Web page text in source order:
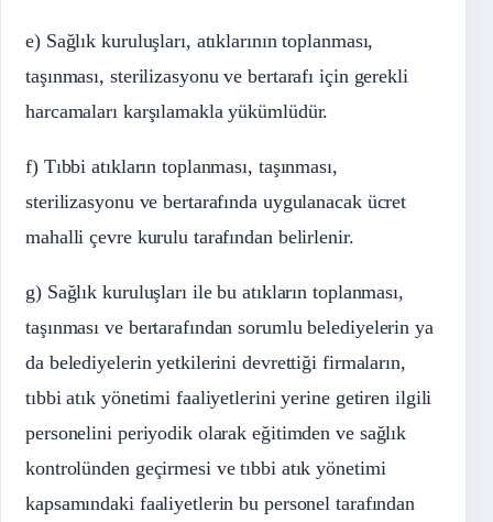
e) Sağlık kuruluşları, atıklarının toplanması,
taşınması, sterilizasyonu ve bertarafı için gerekli
harcamaları karşılamakla yükümlüdür.
f) Tıbbi atıkların toplanması, taşınması,
sterilizasyonu ve bertarafında uygulanacak ücret
mahalli çevre kurulu tarafından belirlenir.
g) Sağlık kuruluşları ile bu atıkların toplanması,
taşınması ve bertarafından sorumlu belediyelerin ya
da belediyelerin yetkilerini devrettiği firmaların,
tıbbi atık yönetimi faaliyetlerini yerine getiren ilgili
personelini periyodik olarak eğitimden ve sağlık
kontrolünden geçirmesi ve tıbbi atık yönetimi
kapsamındaki faaliyetlerin bu personel tarafından